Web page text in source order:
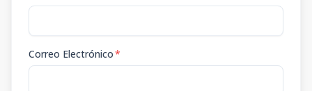
Correo Electrónico*